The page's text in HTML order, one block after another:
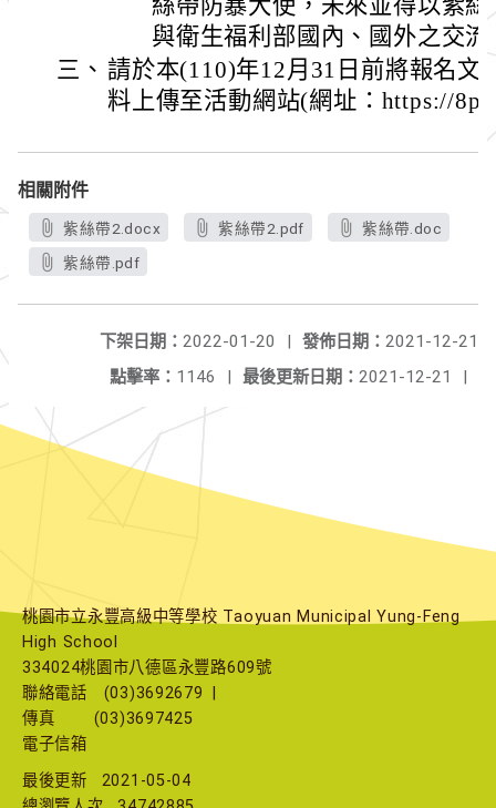
絲帶防暴大使，未來並得以紫
與衛生福利部國內、國外之交
三、 請於本(110)年12月31日前將報名文
料上傳至活動網站(網址：https://
相關附件
紫絲帶2.docx 紫絲帶2.pdf
紫絲帶.doc
紫絲帶.pdf
發佈日期： 2021-12-21
下架日期： 2022-01-20
|
最後更新日期： 2021-12-21 |
點擊率： 1146 |
桃園市立永豐高級中等學校 Taoyuan Municipal Yung-Feng
High School
334024桃園市八德區永豐路609號
聯絡電話
(03)3692679
傳真
(03)3697425
電子信箱
最後更新
2021-05-04